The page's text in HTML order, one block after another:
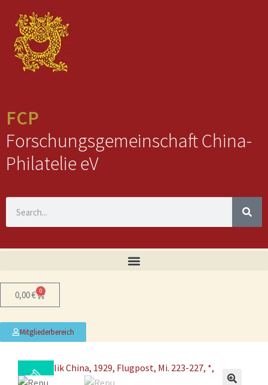
FCP
Forschungsgemeinschaft China-
Philatelie eV
0,00€ 0
Mitgliederbereich